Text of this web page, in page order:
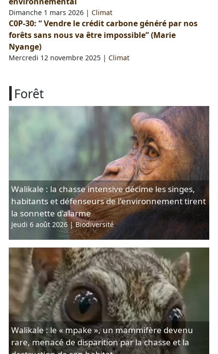
Dimanche 1 mars 2026 |Climat
C0P-30: “ Vendre le crédit carbone généré par nos
forêts sans nous va être impossible” (Marie
Nyange)
Mercredi 12 novembre 2025 |Climat
Forêt
Walikale : la chasse intensive décime les singes,
habitants et défenseurs de l'environnement tirent
la sonnette d'alarme
Jeudi 6 août 2026|Biodiversité
Walikale : le « mpake », un mammifère devenu
rare, menacé de disparition par la chasse et la